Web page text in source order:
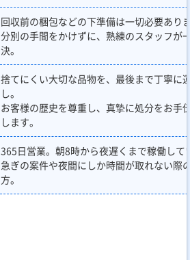
回収前の梱包などの下準備は一切必要あり
分別の手間をかけずに、熟練のスタッフが
決。
捨てにくい大切な品物を、最後まで丁寧に
し。
お客様の歴史を尊重し、真摯に処分をお手
します。
365日営業。朝8時から夜遅くまで稼働して
急ぎの案件や夜間にしか時間が取れない際
方。